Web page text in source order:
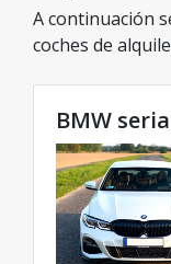
A continuación
coches de
modelo ideal
tarifas
BMW